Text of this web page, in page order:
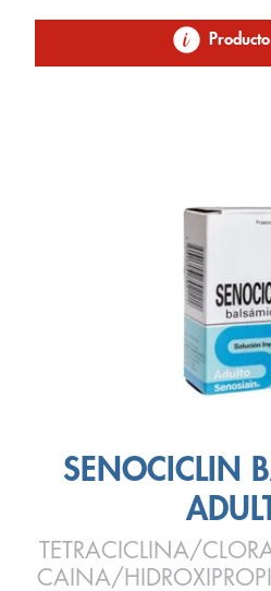
Producto
SENOCICLIN
TETRACICLINA/
CAINA/